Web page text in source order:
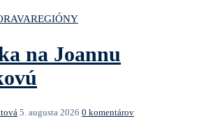
REGIÓNY
na Joannu
5. augusta 2026 0 komentárov